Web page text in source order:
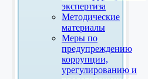
экспертиза
Методические
материалы
Меры по
предупреждению
коррупции,
урегулированию и